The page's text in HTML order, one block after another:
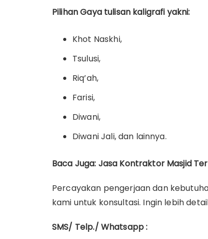
Pilihan Gaya tulisan kaligrafi yakni:
Khot Naskhi,
Tsulusi,
Riq’ah,
Farisi,
Diwani,
Diwani Jali, dan lainnya.
Baca Juga: Jasa Kontraktor Masjid
Percayakan pengerjaan dan
kami untuk konsultasi. Ingin lebih
SMS/ Telp./ Whatsapp :